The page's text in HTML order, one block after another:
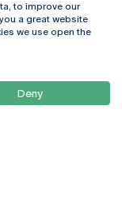
to improve our
a great website
we use open the
Deny